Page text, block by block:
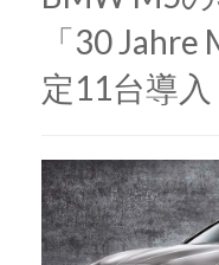
「30
定11台導入